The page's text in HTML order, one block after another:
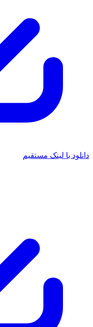
با لینک مستقیم